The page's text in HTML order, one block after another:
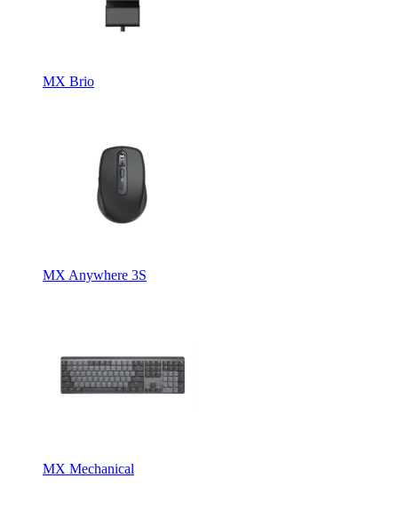
MX Brio
MX Anywhere 3S
MX Mechanical